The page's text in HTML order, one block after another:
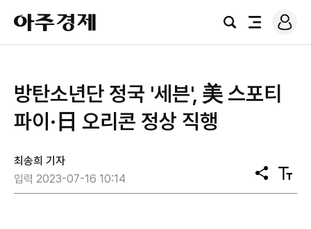
아
주
경
검
전
로
그
방탄소년단 정국 '세븐', 美 스포티
파이·日 오리콘 정상 직행
최송희 기자
입력 2023-07-16 10:14
공
유
텍
스